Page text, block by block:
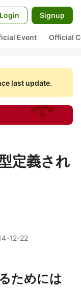
Login Signup
Event Official
last update.
定義され
12-22
ためには